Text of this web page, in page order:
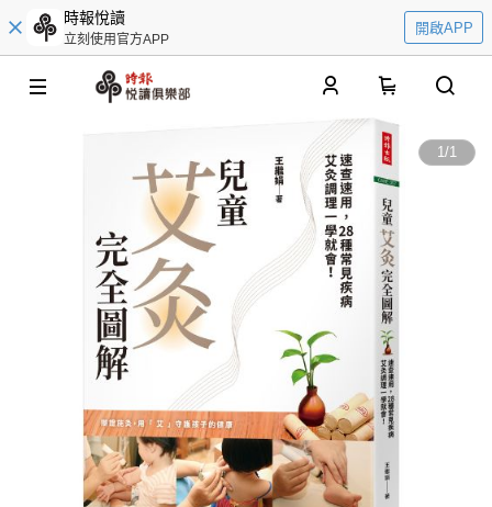
時報悅讀
立刻使用官方APP
開啟APP
1/1